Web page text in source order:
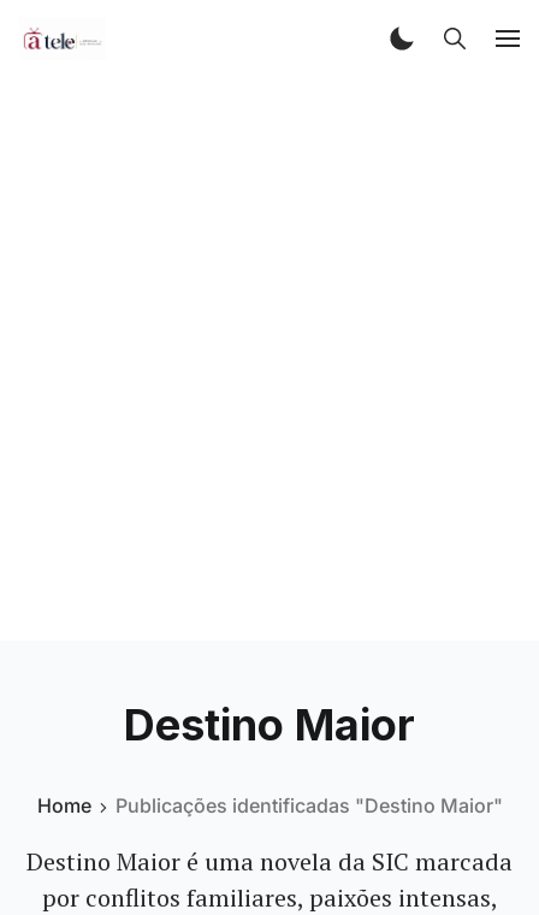
Destino Maior
Home Publicações identificadas "Destino Maior"
Destino Maior é uma novela da SIC marcada
por conflitos familiares, paixões intensas,